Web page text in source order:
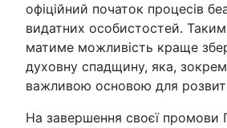
офіційний початок процесів
видатних особистостей. Таким
матиме можливість краще
духовну спадщину, яка,
важливою основою для
На завершення своєї промови